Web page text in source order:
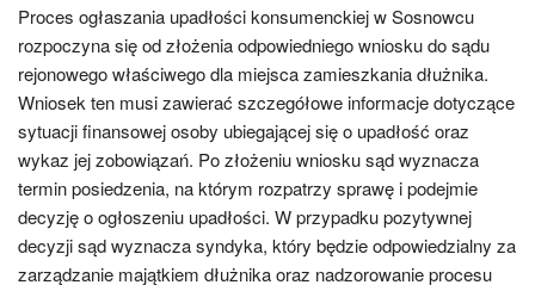
Proces ogłaszania upadłości konsumenckiej w Sosnowcu
rozpoczyna się od złożenia odpowiedniego wniosku do sądu
rejonowego właściwego dla miejsca zamieszkania dłużnika.
Wniosek ten musi zawierać szczegółowe informacje dotyczące
sytuacji finansowej osoby ubiegającej się o upadłość oraz
wykaz jej zobowiązań. Po złożeniu wniosku sąd wyznacza
termin posiedzenia, na którym rozpatrzy sprawę i podejmie
decyzję o ogłoszeniu upadłości. W przypadku pozytywnej
decyzji sąd wyznacza syndyka, który będzie odpowiedzialny za
zarządzanie majątkiem dłużnika oraz nadzorowanie procesu